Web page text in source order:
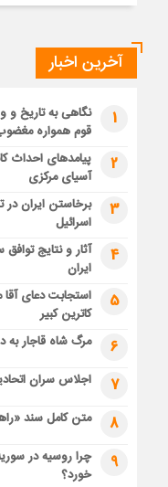
آخرین اخبار
1
نگاهی به تاریخ و
قوم همواره
2
پیامدهای احداث
آسیای مرکزی
3
برخاستن ایران در
اسرائیل
4
آثار و نتایج
ایران
5
استجابت دعای
کاترین کبیر
6 مرگ شاه قاجار به
7 اجلاس سران
8 متن کامل سند
9
چرا روسیه در
خورد؟